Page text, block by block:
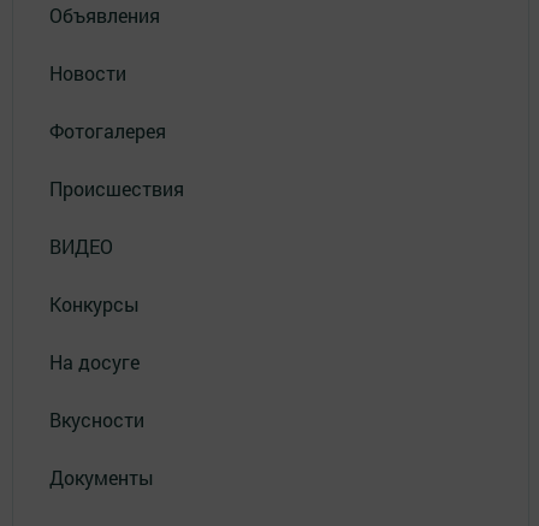
Объявления
Новости
Фотогалерея
Происшествия
ВИДЕО
Конкурсы
На досуге
Вкусности
Документы